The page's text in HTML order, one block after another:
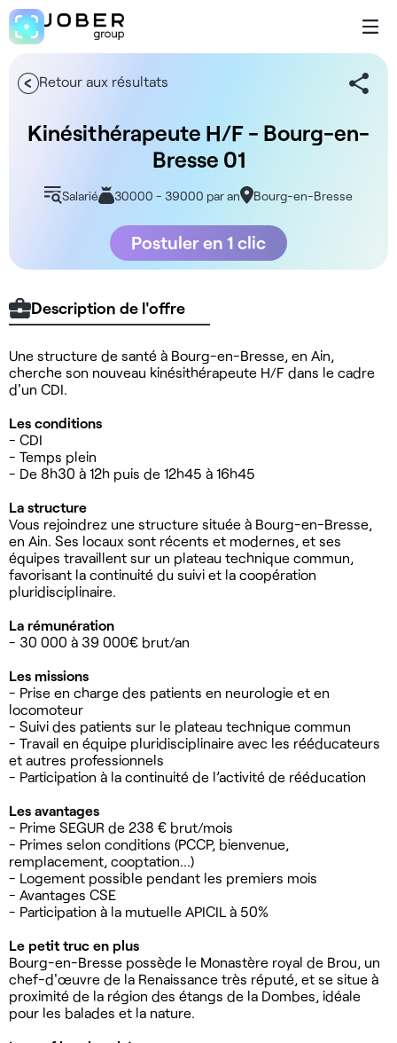
Retour aux résultats
Kinésithérapeute H/F - Bourg-en-
Bresse 01
Salarié 30000 - 39000 par an Bourg-en-Bresse
Postuler en 1 clic
Description de l'offre
Une structure de santé à Bourg-en-Bresse, en Ain,
cherche son nouveau kinésithérapeute H/F dans le cadre
d'un CDI.
Les conditions
- CDI
- Temps plein
- De 8h30 à 12h puis de 12h45 à 16h45
La structure
Vous rejoindrez une structure située à Bourg-en-Bresse,
en Ain. Ses locaux sont récents et modernes, et ses
équipes travaillent sur un plateau technique commun,
favorisant la continuité du suivi et la coopération
pluridisciplinaire.
La rémunération
- 30 000 à 39 000€ brut/an
Les missions
- Prise en charge des patients en neurologie et en
locomoteur
- Suivi des patients sur le plateau technique commun
- Travail en équipe pluridisciplinaire avec les rééducateurs
et autres professionnels
- Participation à la continuité de l’activité de rééducation
Les avantages
- Prime SEGUR de 238 € brut/mois
- Primes selon conditions (PCCP, bienvenue,
remplacement, cooptation...)
- Logement possible pendant les premiers mois
- Avantages CSE
- Participation à la mutuelle APICIL à 50%
Le petit truc en plus
Bourg-en-Bresse possède le Monastère royal de Brou, un
chef-d'œuvre de la Renaissance très réputé, et se situe à
proximité de la région des étangs de la Dombes, idéale
pour les balades et la nature.